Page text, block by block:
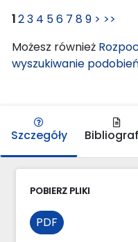
123 4 56 7 89 > >>
Możesz również
wyszukiwanie
Szczegóły
POBIERZ PLIKI
PDF